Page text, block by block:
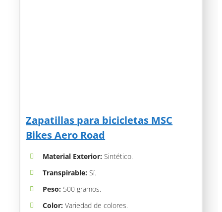
Zapatillas para bicicletas MSC
Bikes Aero Road
Material Exterior: Sintético.
Transpirable: Sí.
Peso: 500 gramos.
Color: Variedad de colores.